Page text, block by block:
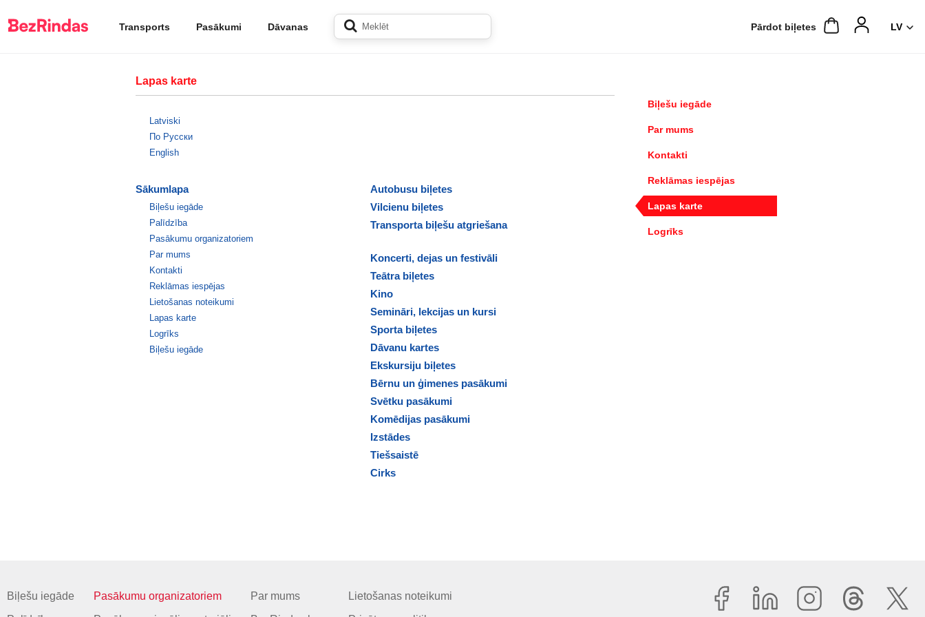
Transports Pasākumi Dāvanas Pārdot biļetes
Lapas karte
Latviski
По Русски
English
Sākumlapa
Biļešu iegāde
Palīdzība
Pasākumu organizatoriem
Par mums
Kontakti
Reklāmas iespējas
Lietošanas noteikumi
Lapas karte
Logrīks
Biļešu iegāde
Autobusu biļetes
Vilcienu biļetes
Transporta biļešu atgriešana
Koncerti, dejas un festivāli
Teātra biļetes
Kino
Semināri, lekcijas un kursi
Sporta biļetes
Dāvanu kartes
Ekskursiju biļetes
Bērnu un ģimenes pasākumi
Svētku pasākumi
Komēdijas pasākumi
Izstādes
Tiešsaistē
Cirks
Biļešu iegāde
Par mums
Kontakti
Reklāmas iespējas
Lapas karte
Logrīks
Biļešu iegāde
Pasākumu organizatoriem
Par mums
Lietošanas noteikumi